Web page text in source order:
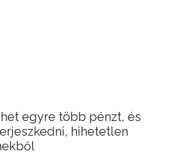
egyre több pénzt, és
hihetetlen